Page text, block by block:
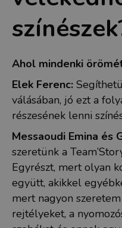
Ahol mindenki
Elek Ferenc:
válásában, jó ezt a
részesének lenni
Messaoudi Emina és
szeretünk a
Egyrészt, mert olyan
együtt, akikkel
mert nagyon
rejtélyeket, a